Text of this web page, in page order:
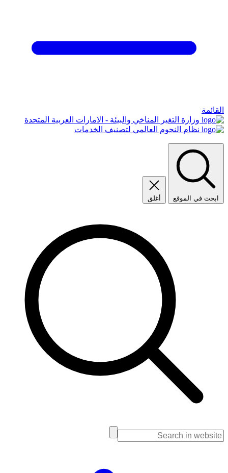
القائمة
وزارة التغير المناخي والبيئة - الامارات العربية المتحدة
نظام النجوم العالمي لتصنيف الخدمات
ابحث في الموقع أغلق